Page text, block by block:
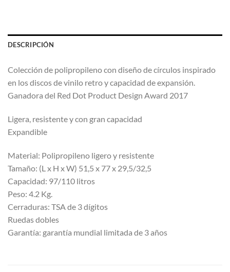
DESCRIPCIÓN
Colección de polipropileno con diseño de círculos inspirado
en los discos de vinilo retro y capacidad de expansión.
Ganadora del Red Dot Product Design Award 2017
Ligera, resistente y con gran capacidad
Expandible
Material: Polipropileno ligero y resistente
Tamaño: (L x H x W) 51,5 x 77 x 29,5/32,5
Capacidad: 97/110 litros
Peso: 4.2 Kg.
Cerraduras: TSA de 3 dígitos
Ruedas dobles
Garantía: garantía mundial limitada de 3 años